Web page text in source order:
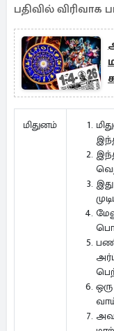
பதிவில் விரிவாக
மிதுனம்